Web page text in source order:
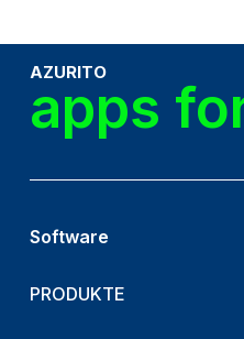
AZURITO
apps
Software
PRODUKTE